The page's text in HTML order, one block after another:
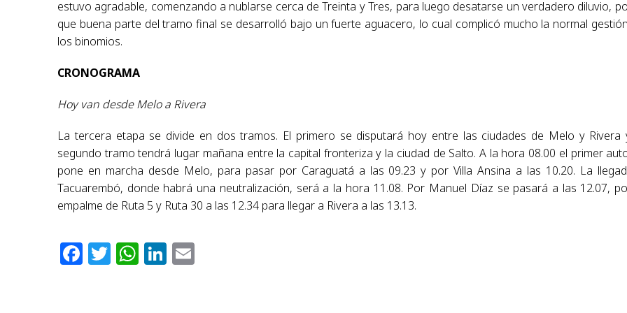
estuvo agradable, comenzando a nublarse cerca de Treinta y Tres, para luego desatarse un verdadero diluvio,
que buena parte del tramo final se desarrolló bajo un fuerte aguacero, lo cual complicó mucho la normal
los binomios.
CRONOGRAMA
Hoy van desde Melo a Rivera
La tercera etapa se divide en dos tramos. El primero se disputará hoy entre las ciudades de Melo y Rivera
segundo tramo tendrá lugar mañana entre la capital fronteriza y la ciudad de Salto. A la hora 08.00 el primer
pone en marcha desde Melo, para pasar por Caraguatá a las 09.23 y por Villa Ansina a las 10.20. La
Tacuarembó, donde habrá una neutralización, será a la hora 11.08. Por Manuel Díaz se pasará a las 12.07,
empalme de Ruta 5 y Ruta 30 a las 12.34 para llegar a Rivera a las 13.13.
Facebook
Twitter
WhatsApp
LinkedIn